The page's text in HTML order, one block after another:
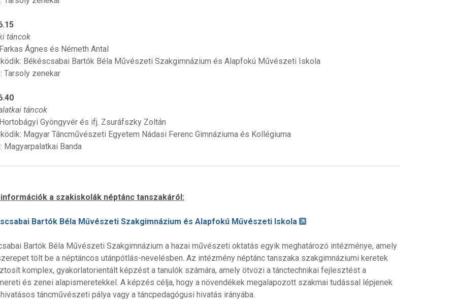
táncok
Ágnes és Németh Antal
Békéscsabai Bartók Béla Művészeti Szakgimnázium és Alapfokú Művészeti Iskola
Tarsoly zenekar
táncok
Gyöngyvér és ifj. Zsuráfszky Zoltán
Magyar Táncművészeti Egyetem Nádasi Ferenc Gimnáziuma és Kollégiuma
Magyarpalatkai Banda
a szakiskolák néptánc tanszakáról:
Bartók Béla Művészeti Szakgimnázium és Alapfokú Művészeti Iskola
Bartók Béla Művészeti Szakgimnázium a hazai művészeti oktatás egyik meghatározó intézménye, amely
tölt be a néptáncos utánpótlás-nevelésben. Az intézmény néptánc tanszaka szakgimnáziumi keretek
komplex, gyakorlatorientált képzést a tanulók számára, amely ötvözi a tánctechnikai fejlesztést a
és zenei alapismeretekkel. A képzés célja, hogy a növendékek megalapozott szakmai tudással lépjenek
táncművészeti pálya vagy a táncpedagógusi hivatás irányába.